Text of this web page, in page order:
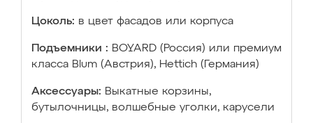
Цоколь: в цвет фасадов или корпуса
Подъемники : BOYARD (Россия) или премиум
класса Blum (Австрия), Hettich (Германия)
Аксессуары: Выкатные корзины,
бутылочницы, волшебные уголки, карусели